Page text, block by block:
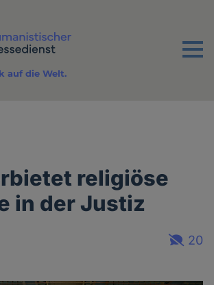
Menu
auf die Welt.
religiöse
in der Justiz
20